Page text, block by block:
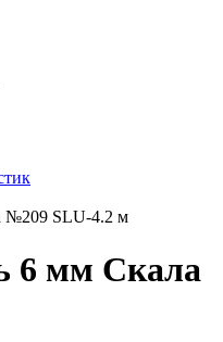
№209 SLU-4.2 м
6 мм Скала